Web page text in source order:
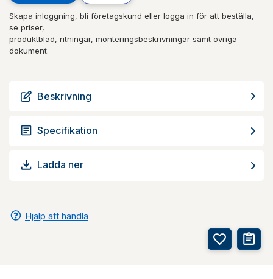
Skapa inloggning, bli företagskund eller logga in för att beställa,
se priser,
produktblad, ritningar, monteringsbeskrivningar samt övriga
dokument.
Beskrivning
Specifikation
Ladda ner
Hjälp att handla